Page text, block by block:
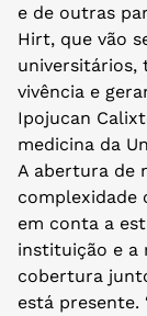
e de outras
Hirt, que vão
universitários,
vivência e
Ipojucan
medicina da
A abertura de
complexidade
em conta a
instituição e a
cobertura
está presente.